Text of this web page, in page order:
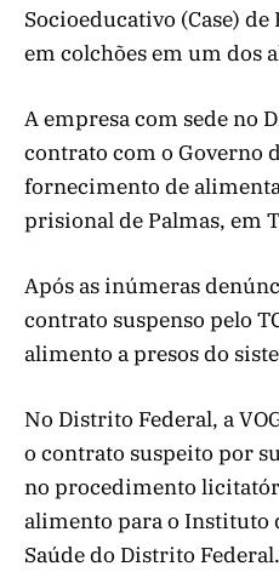
Socioeducativo (Case) de
em colchões em um dos
A empresa com sede no
contrato com o Governo
fornecimento de
prisional de Palmas, em
Após as inúmeras
contrato suspenso pelo
alimento a presos do
No Distrito Federal, a
o contrato suspeito por
no procedimento
alimento para o Instituto
Saúde do Distrito Federal.